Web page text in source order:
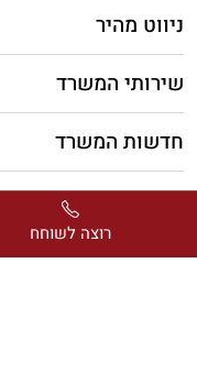
כתובת:
ניווט מהיר
שירותי המשרד
חדשות המשרד
מאמרים אחרונים
רוצה לשוחח